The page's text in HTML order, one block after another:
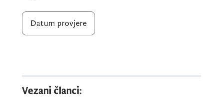
Provjeru vrši komisija
usmenim intervjuom.
Pisani test kandidati izrađuju u elektronskoj
formi, pod šifrom.
Datum provjere
Vezani članci: